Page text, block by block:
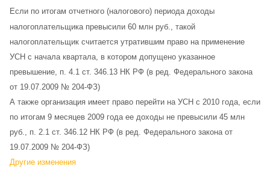
Если по итогам отчетного (налогового) периода доходы
налогоплательщика превысили 60 млн руб., такой
налогоплательщик считается утратившим право на применение
УСН с начала квартала, в котором допущено указанное
превышение, п. 4.1 ст. 346.13 НК РФ (в ред. Федерального закона
от 19.07.2009 № 204-ФЗ)
А также организация имеет право перейти на УСН с 2010 года, если
по итогам 9 месяцев 2009 года ее доходы не превысили 45 млн
руб., п. 2.1 ст. 346.12 НК РФ (в ред. Федерального закона от
19.07.2009 № 204-ФЗ)
Другие изменения